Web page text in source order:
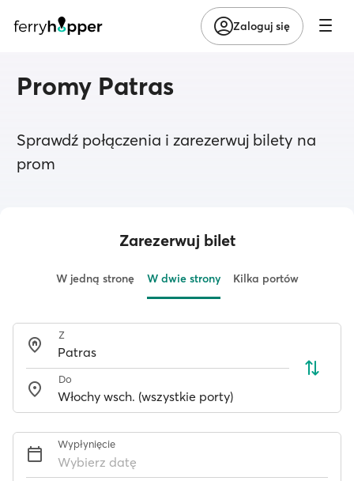
Zaloguj się
Promy Patras
Sprawdź połączenia i zarezerwuj bilety na
prom
Zarezerwuj bilet
W jedną stronę W dwie strony Kilka portów
Z
Do
Wypłynięcie
Wybierz datę